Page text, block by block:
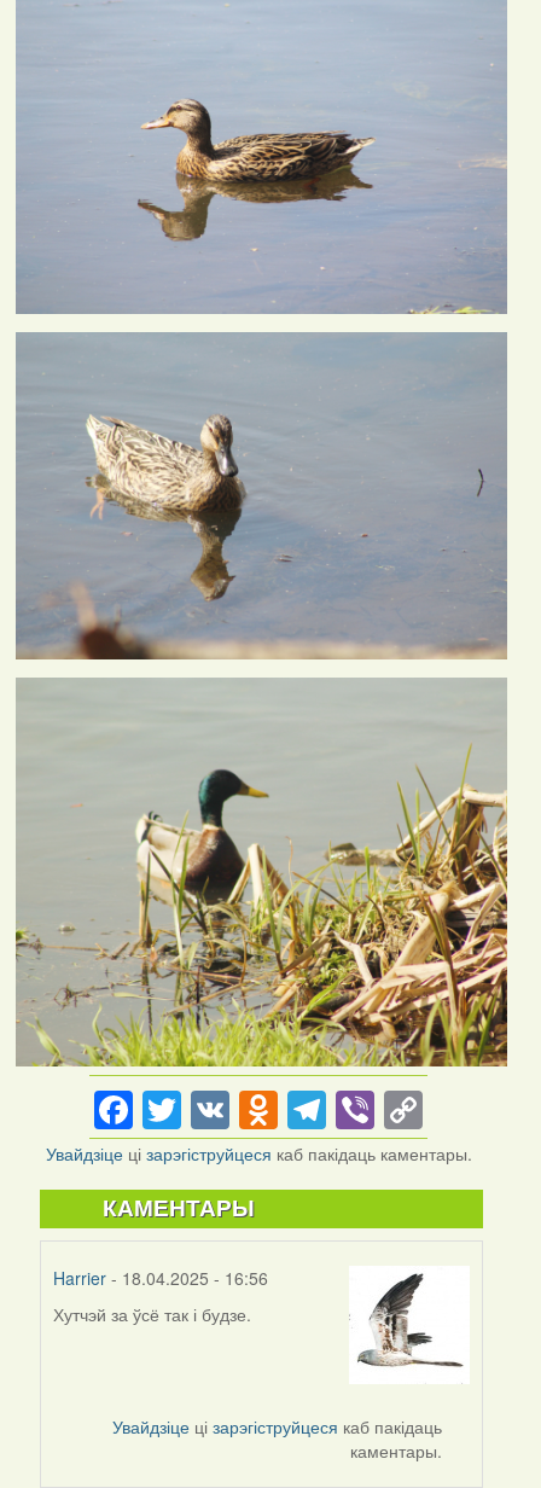
Facebook
Twitter
VKOdnoklassniki
Telegram
Viber
Link
Увайдзіце цізарэгіструйцеся каб пакідаць каментары.
КАМЕНТАРЫ
Harrier - 18.04.2025 - 16:56
Хутчэй за ўсё так і будзе.
Увайдзіце цізарэгіструйцеся каб пакідаць
каментары.